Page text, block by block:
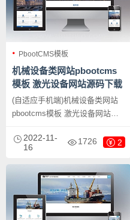
PbootCMS模板
机械设备类网站pbootcms
模板 激光设备网站源码下载
(自适应手机端)机械设备类网站
pbootcms模板 激光设备网站源
网站模板，该模板适用于机械设
备网站、激光设备网站等企业，
当然其他行业也可以做，只需要
把文字图片换成其他行业的即
可；
2022-11-
16
1726 2